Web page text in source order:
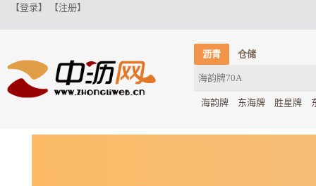
【登录】 【注册】
沥青 仓储
海韵牌 东海牌 胜星牌